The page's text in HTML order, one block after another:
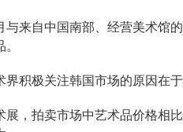
与来自中国南部、经营美术馆
。
积极关注韩国市场的原因在于
展，拍卖市场中艺术品价格相